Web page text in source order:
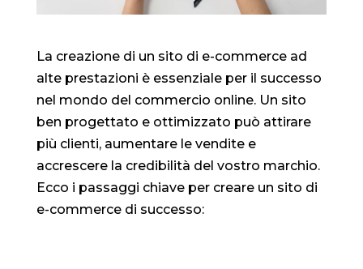
La creazione di un sito di e-commerce ad
alte prestazioni è essenziale per il successo
nel mondo del commercio online. Un sito
ben progettato e ottimizzato può attirare
più clienti, aumentare le vendite e
accrescere la credibilità del vostro marchio.
Ecco i passaggi chiave per creare un sito di
e-commerce di successo: